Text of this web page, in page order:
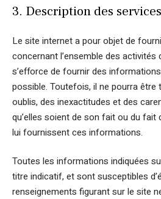
3. Description des
Le site internet a pour objet de
concernant l’ensemble des activités
s’efforce de fournir des
possible. Toutefois, il ne pourra être
oublis, des inexactitudes et des
qu’elles soient de son fait ou du fait
lui fournissent ces informations.
Toutes les informations indiquées
titre indicatif, et sont susceptibles
renseignements figurant sur le site